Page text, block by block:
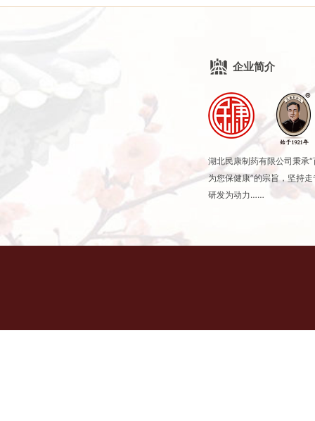
企业简介
湖北民康制药有限公司秉承
为您保健康”的宗旨，坚持
研发为动力……